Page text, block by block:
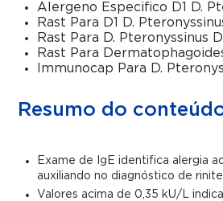
Alergeno Especifico D1 D.
Rast Para D1 D.
Rast Para D. Pteronyssinus
Rast Para
Immunocap Para D.
Resumo do
Exame de IgE identifica alergia
auxiliando no diagnóstico de
Valores acima de 0,35 kU/L